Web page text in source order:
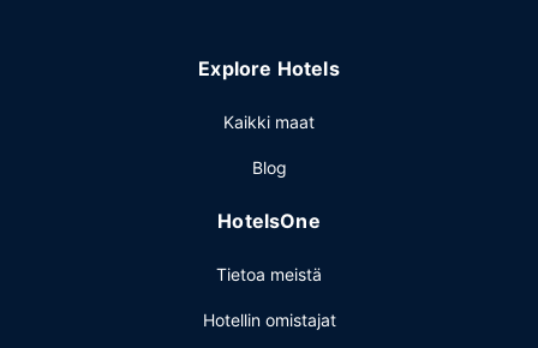
Käytössäsi on ympäri vuorokauden auki oleva business
uloskirjautuminen. Tämä hotelli tarjoaa asiakkailleen 73
kokoushuone. Palveluihin kuuluu ilmainen pysäköinti.
Explore Hotels
Kaikki maat
Blog
HotelsOne
Tietoa meistä
Hotellin omistajat